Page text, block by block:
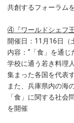
共創するフォーラム
④『ワールドシェフ
開催日：11月16日（
内容：“「食」を通
学校に通う若き料理
集まった各国を代表
また、兵庫県内の海
「食」に関する社会
を開催